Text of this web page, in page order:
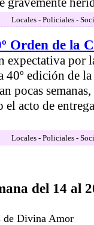
Locales - Policiales -
Orden de la
expectativa por
40º edición de
pocas
el acto de
Locales - Policiales -
del 14 al
de Divina Amor